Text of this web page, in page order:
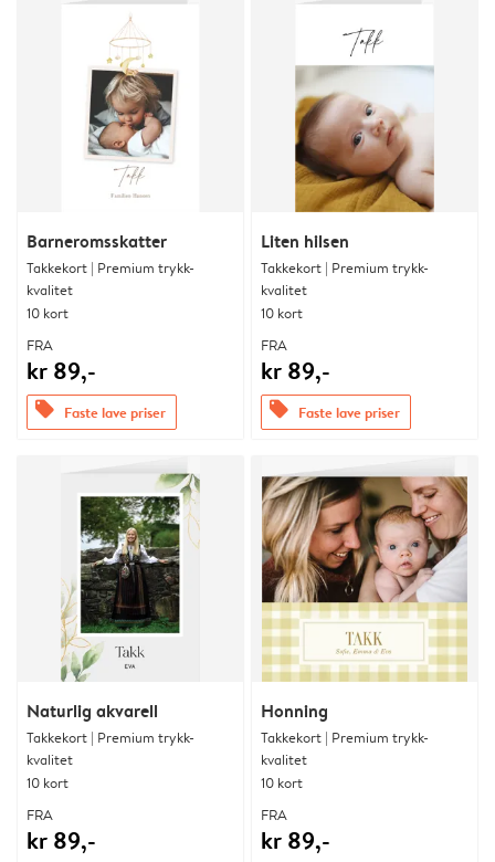
Barneromsskatter
Takkekort | Premium trykk-
kvalitet
10 kort
FRA
kr 89,-
offers Faste lave priser
Liten hilsen
Takkekort | Premium trykk-
kvalitet
10 kort
FRA
kr 89,-
offers Faste lave priser
Naturlig akvarell
Takkekort | Premium trykk-
kvalitet
10 kort
FRA
kr 89,-
Honning
Takkekort | Premium trykk-
kvalitet
10 kort
FRA
kr 89,-